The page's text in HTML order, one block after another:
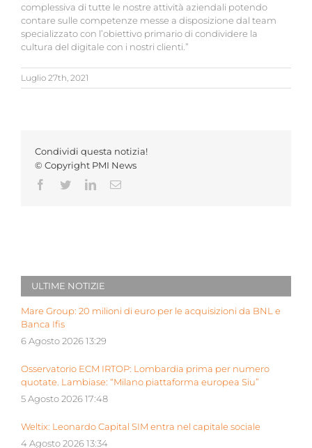
complessiva di tutte le nostre attività aziendali potendo
contare sulle competenze messe a disposizione dal team
specializzato con l’obiettivo primario di condividere la
cultura del digitale con i nostri clienti.”
Luglio 27th, 2021
Condividi questa notizia!
© Copyright PMI News
Facebook
TwitterLinkedInEmail
ULTIME NOTIZIE
Mare Group: 20 milioni di euro per le acquisizioni da BNL e
Banca Ifis
6 Agosto 2026 13:29
Osservatorio ECM IRTOP: Lombardia prima per numero
quotate. Lambiase: “Milano piattaforma europea Siu”
5 Agosto 2026 17:48
Weltix: Leonardo Capital SIM entra nel capitale sociale
4 Agosto 2026 13:34